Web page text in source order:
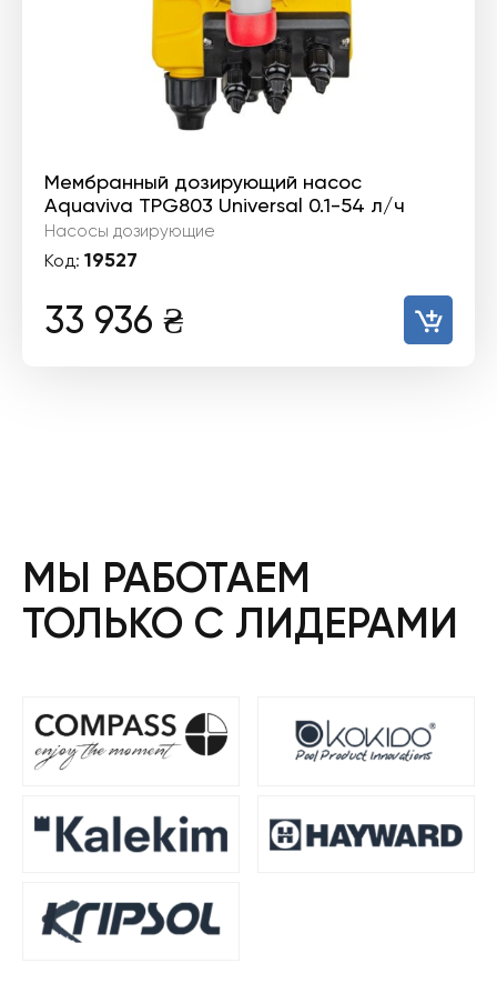
Мембранный дозирующий насос
Aquaviva TPG803 Universal 0.1-54 л/ч
Насосы дозирующие
Код: 19527
33 936 ₴
МЫ РАБОТАЕМ
ТОЛЬКО С ЛИДЕРАМИ